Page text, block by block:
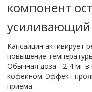
компонент
усиливающий
Капсаицин активирует
повышение
Обычная доза - 2-4 мг в
кофеином. Эффект
приёма.